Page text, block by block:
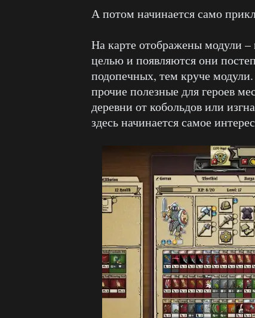
А потом начинается само
На карте отображены модули –
целью и появляются они
подопечных, тем круче
прочие полезные для героев
деревни от кобольдов или
здесь начинается самое